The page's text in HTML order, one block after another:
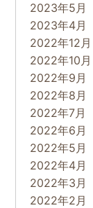
2023年5月
2023年4月
2022年12月
2022年10月
2022年9月
2022年8月
2022年7月
2022年6月
2022年5月
2022年4月
2022年3月
2022年2月